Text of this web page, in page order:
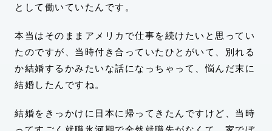
として働いていたんです。
本当はそのままアメリカで仕事を続けたいと思ってい
たのですが、当時付き合っていたひとがいて、別れる
か結婚するかみたいな話になっちゃって、悩んだ末に
結婚したんですね。
結婚をきっかけに日本に帰ってきたんですけど、当時